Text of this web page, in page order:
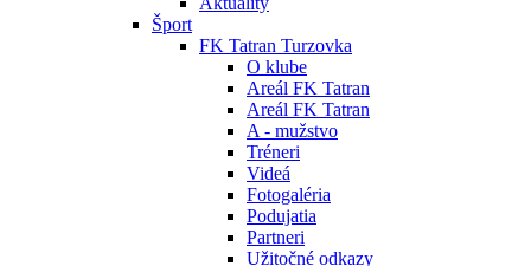
Šport
FK Tatran Turzovka
O klube
Areál FK Tatran
Areál FK Tatran
A - mužstvo
Tréneri
Videá
Fotogaléria
Podujatia
Partneri
Užitočné odkazy